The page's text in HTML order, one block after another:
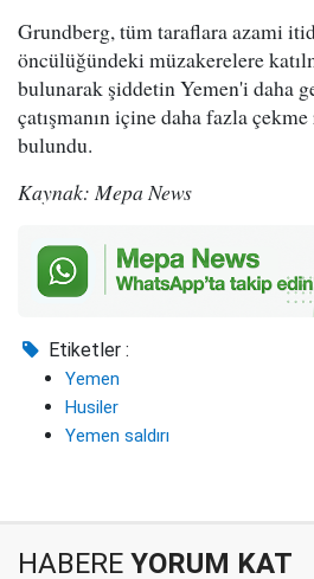
Grundberg, tüm taraflara azami
öncülüğündeki müzakerelere
bulunarak şiddetin Yemen'i daha
çatışmanın içine daha fazla çekme
bulundu.
Kaynak: Mepa News
Etiketler :
Yemen
Husiler
Yemen saldırı
HABERE YORUM KAT